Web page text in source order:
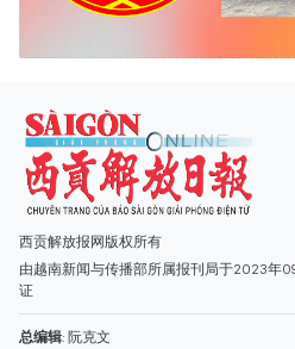
由越南新闻与传播部所属报刊局于2023年
副总编辑: 阮玉英、范文长、裴氏红霜、张
阮克强、陈嘉宝
主编: 阮玉英
社址: 胡志明市棋盘坊阮氏明开街432-434号
总台: (028) 39294091 - 转 060
热线: 096.558.1888
编辑部: (028) 39294092 - 转 060
电子信箱
广告部